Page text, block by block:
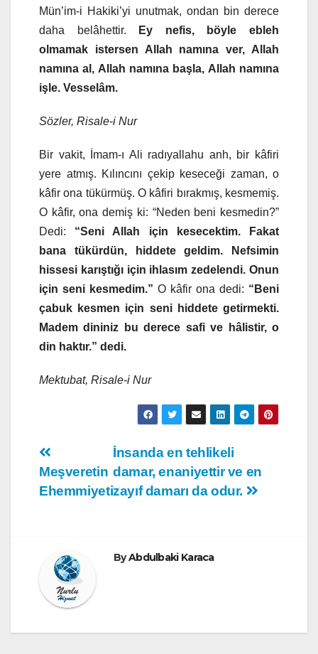
Mün’im-i Hakiki’yi unutmak, ondan bin derece
daha belâhettir.
Ey nefis, böyle ebleh
olmamak istersen Allah namına ver, Allah
namına al, Allah namına başla, Allah namına
işle. Vesselâm.
Sözler, Risale-i Nur
Bir vakit, İmam-ı Ali radıyallahu anh, bir kâfiri
yere atmış. Kılıncını çekip keseceği zaman, o
kâfir ona tükürmüş. O kâfiri bırakmış, kesmemiş.
O kâfir, ona demiş ki: “Neden beni kesmedin?”
Dedi: “Seni Allah için kesecektim. Fakat
bana tükürdün, hiddete geldim. Nefsimin
hissesi karıştığı için ihlasım zedelendi. Onun
için seni kesmedim.” O kâfir ona dedi: “Beni
çabuk kesmen için seni hiddete getirmekti.
Madem dininiz bu derece safi ve hâlistir, o
din haktır.” dedi.
Mektubat, Risale-i Nur
Yazı
gezinmesi
İnsanda en tehlikeli
damar, enaniyettir ve en
zayıf damarı da odur.
Meşveretin
Ehemmiyeti
ByAbdulbaki Karaca